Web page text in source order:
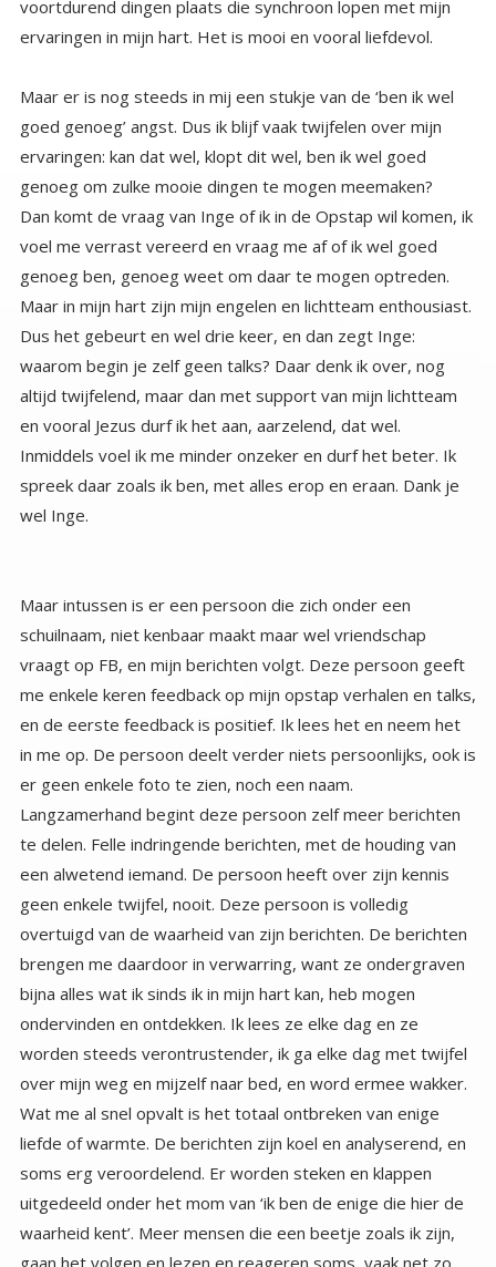
ervaringen in mijn hart. Het is mooi en vooral liefdevol.
Maar er is nog steeds in mij een stukje van de ‘ben ik wel
goed genoeg’ angst. Dus ik blijf vaak twijfelen over mijn
ervaringen: kan dat wel, klopt dit wel, ben ik wel goed
genoeg om zulke mooie dingen te mogen meemaken?
Dan komt de vraag van Inge of ik in de Opstap wil komen, ik
voel me verrast vereerd en vraag me af of ik wel goed
genoeg ben, genoeg weet om daar te mogen optreden.
Maar in mijn hart zijn mijn engelen en lichtteam enthousiast.
Dus het gebeurt en wel drie keer, en dan zegt Inge:
waarom begin je zelf geen talks? Daar denk ik over, nog
altijd twijfelend, maar dan met support van mijn lichtteam
en vooral Jezus durf ik het aan, aarzelend, dat wel.
Inmiddels voel ik me minder onzeker en durf het beter. Ik
spreek daar zoals ik ben, met alles erop en eraan. Dank je
wel Inge.
Maar intussen is er een persoon die zich onder een
schuilnaam, niet kenbaar maakt maar wel vriendschap
vraagt op FB, en mijn berichten volgt. Deze persoon geeft
me enkele keren feedback op mijn opstap verhalen en talks,
en de eerste feedback is positief. Ik lees het en neem het
in me op. De persoon deelt verder niets persoonlijks, ook is
er geen enkele foto te zien, noch een naam.
Langzamerhand begint deze persoon zelf meer berichten
te delen. Felle indringende berichten, met de houding van
een alwetend iemand. De persoon heeft over zijn kennis
geen enkele twijfel, nooit. Deze persoon is volledig
overtuigd van de waarheid van zijn berichten. De berichten
brengen me daardoor in verwarring, want ze ondergraven
bijna alles wat ik sinds ik in mijn hart kan, heb mogen
ondervinden en ontdekken. Ik lees ze elke dag en ze
worden steeds verontrustender, ik ga elke dag met twijfel
over mijn weg en mijzelf naar bed, en word ermee wakker.
Wat me al snel opvalt is het totaal ontbreken van enige
liefde of warmte. De berichten zijn koel en analyserend, en
soms erg veroordelend. Er worden steken en klappen
uitgedeeld onder het mom van ‘ik ben de enige die hier de
waarheid kent’. Meer mensen die een beetje zoals ik zijn,
gaan het volgen en lezen en reageren soms, vaak net zo